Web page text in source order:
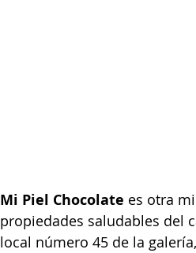
Mi Piel Chocolate es otra
propiedades saludables del
local número 45 de la galería,